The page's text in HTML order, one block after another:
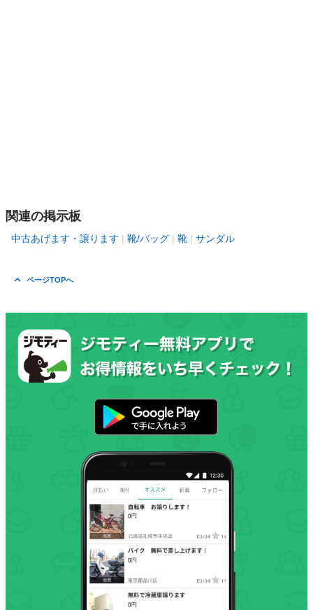
関連の掲示板
中古あげます・譲ります 靴/バッグ 靴 サンダル
ページTOPへ